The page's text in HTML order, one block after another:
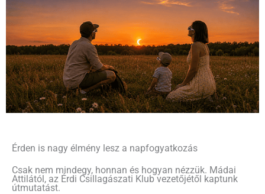
Érden is nagy élmény lesz a napfogyatkozás
Csak nem mindegy, honnan és hogyan nézzük. Mádai
Attilától, az Érdi Csillagászati Klub vezetőjétől kaptunk
útmutatást.